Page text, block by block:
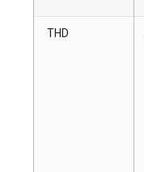
THD